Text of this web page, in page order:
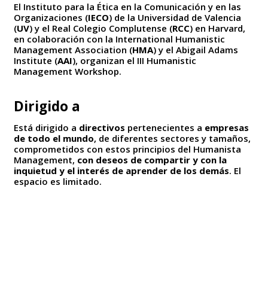
El Instituto para la Ética en la Comunicación y en las
Organizaciones (IECO) de la Universidad de Valencia
(UV) y el Real Colegio Complutense (RCC) en Harvard,
en colaboración con la International Humanistic
Management Association (HMA) y el Abigail Adams
Institute (AAI), organizan el III Humanistic
Management Workshop.
Dirigido a
Está dirigido a directivos pertenecientes a empresas
de todo el mundo, de diferentes sectores y tamaños,
comprometidos con estos principios del Humanista
Management, con deseos de compartir y con la
inquietud y el interés de aprender de los demás. El
espacio es limitado.